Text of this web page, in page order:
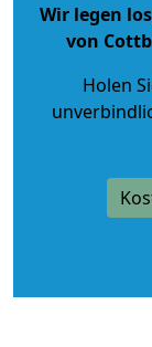
Wir legen
von
Holen